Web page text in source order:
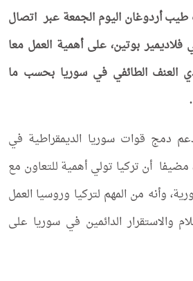
أردوغان اليوم الجمعة عبر اتصال
بوتين، على أهمية العمل معا
العنف الطائفي في سوريا بحسب ما
دمج قوات سوريا الديمقراطية في
مضيفا أن تركيا تولي أهمية للتعاون مع
وأنه من المهم لتركيا وروسيا العمل
والاستقرار الدائمين في سوريا على